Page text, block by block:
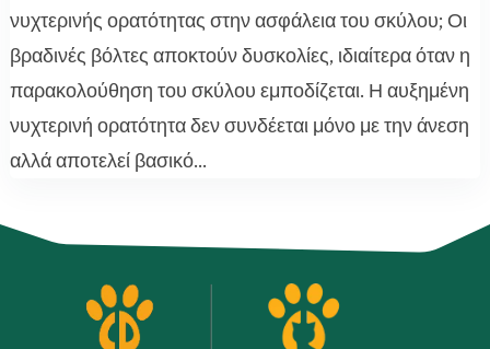
νυχτερινής ορατότητας στην ασφάλεια του σκύλου; Οι
βραδινές βόλτες αποκτούν δυσκολίες, ιδιαίτερα όταν η
παρακολούθηση του σκύλου εμποδίζεται. Η αυξημένη
νυχτερινή ορατότητα δεν συνδέεται μόνο με την άνεση
αλλά αποτελεί βασικό...